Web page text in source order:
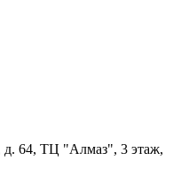
д. 64, ТЦ "Алмаз", 3 этаж,